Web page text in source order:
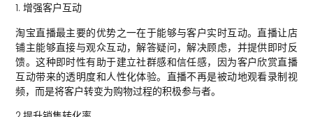
1. 增强客户互动
淘宝直播最主要的优势之一在于能够与客户实时互动。直播让店
铺主能够直接与观众互动，解答疑问，解决顾虑，并提供即时反
馈。这种即时性有助于建立社群感和信任感，因为客户欣赏直播
互动带来的透明度和人性化体验。直播不再是被动地观看录制视
频，而是将客户转变为购物过程的积极参与者。